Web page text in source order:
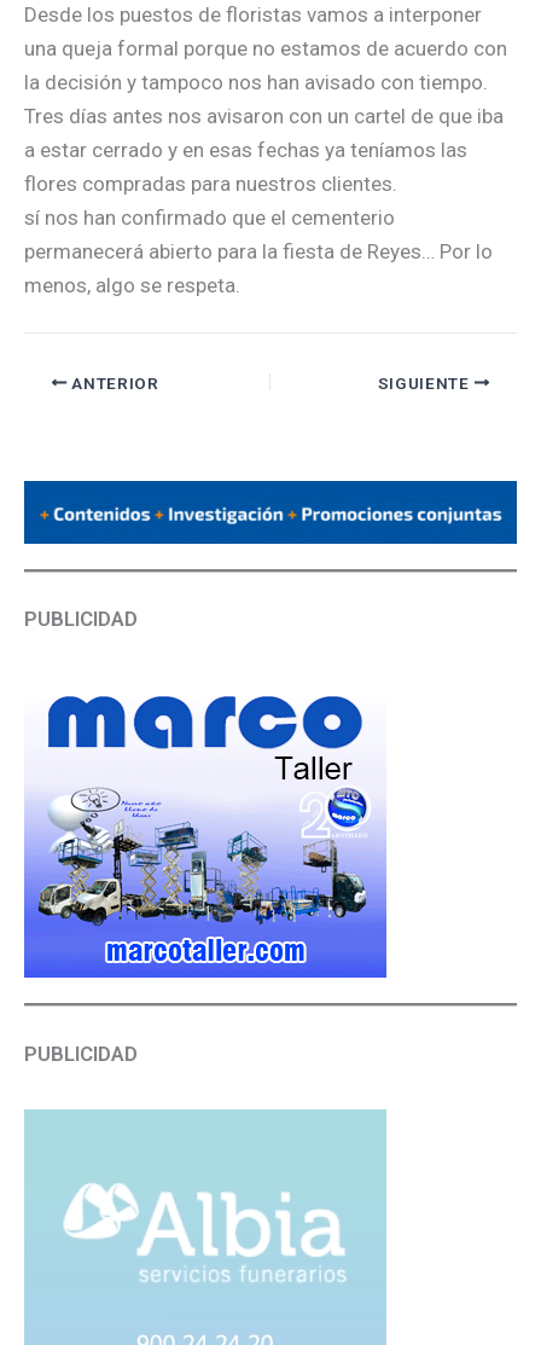
Desde los puestos de floristas vamos a interponer
una queja formal porque no estamos de acuerdo con
la decisión y tampoco nos han avisado con tiempo.
Tres días antes nos avisaron con un cartel de que iba
a estar cerrado y en esas fechas ya teníamos las
flores compradas para nuestros clientes.
sí nos han confirmado que el cementerio
permanecerá abierto para la fiesta de Reyes… Por lo
menos, algo se respeta.
ANTERIOR SIGUIENTE
PUBLICIDAD
PUBLICIDAD